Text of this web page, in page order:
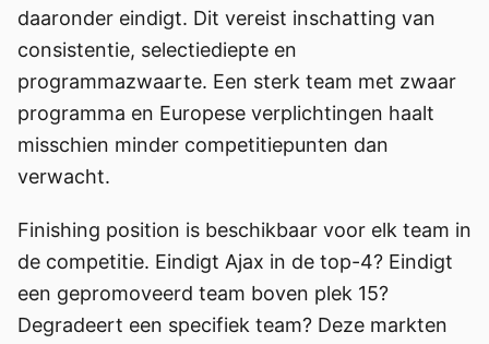
daaronder eindigt. Dit vereist inschatting van
consistentie, selectiediepte en
programmazwaarte. Een sterk team met zwaar
programma en Europese verplichtingen haalt
misschien minder competitiepunten dan
verwacht.
Finishing position is beschikbaar voor elk team in
de competitie. Eindigt Ajax in de top-4? Eindigt
een gepromoveerd team boven plek 15?
Degradeert een specifiek team? Deze markten